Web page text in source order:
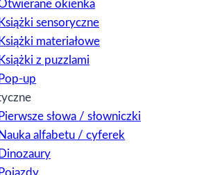
okienka
Książki sensoryczne
Książki materiałowe
Książki z puzzlami
Pop-up
Pierwsze słowa / słowniczki
Nauka alfabetu / cyferek
Dinozaury
Pojazdy